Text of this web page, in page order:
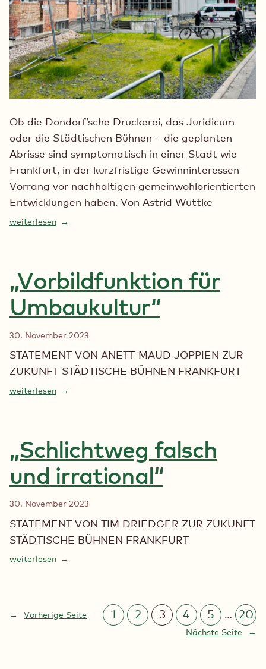
Ob die Dondorf’sche Druckerei, das Juridicum
oder die Städtischen Bühnen – die geplanten
Abrisse sind symptomatisch in einer Stadt wie
Frankfurt, in der kurzfristige Gewinninteressen
Vorrang vor nachhaltigen gemeinwohlorientierten
Entwicklungen haben. Von Astrid Wuttke
weiterlesen
„Vorbildfunktion für
Umbaukultur“
30. November 2023
STATEMENT VON ANETT-MAUD JOPPIEN ZUR
ZUKUNFT STÄDTISCHE BÜHNEN FRANKFURT
weiterlesen
„Schlichtweg falsch
und irrational“
30. November 2023
STATEMENT VON TIM DRIEDGER ZUR ZUKUNFT
STÄDTISCHE BÜHNEN FRANKFURT
weiterlesen
← Vorherige Seite 1 2 3 4 5 … 20
Nächste Seite →